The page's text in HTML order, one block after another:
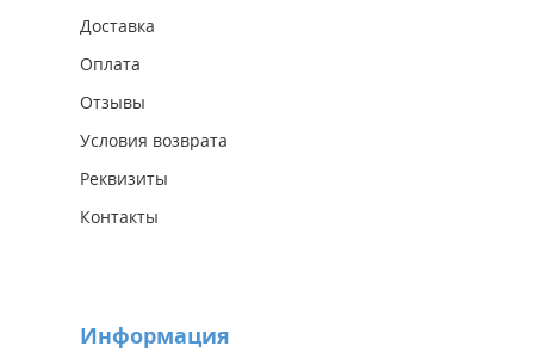
Доставка
Оплата
Отзывы
Условия возврата
Реквизиты
Контакты
Информация